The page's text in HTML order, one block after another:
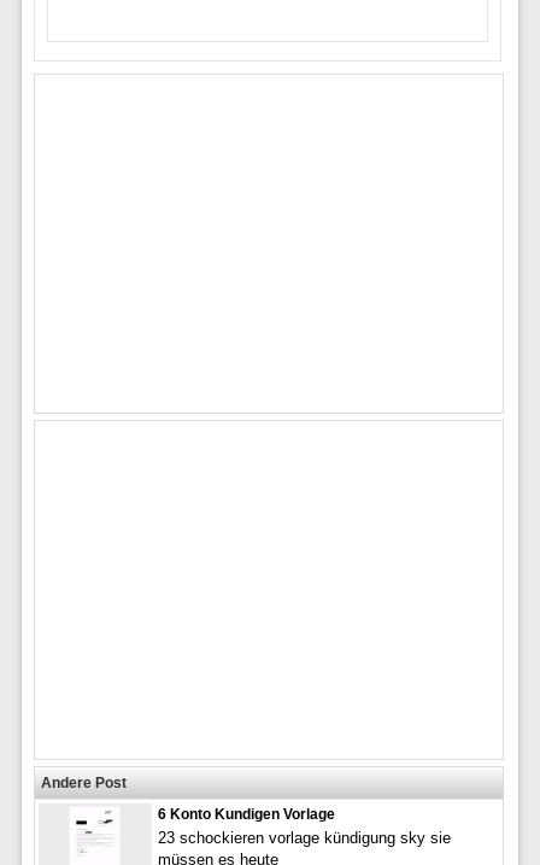
Andere Post
6 Konto Kundigen Vorlage
23 schockieren vorlage kündigung sky sie
müssen es heute